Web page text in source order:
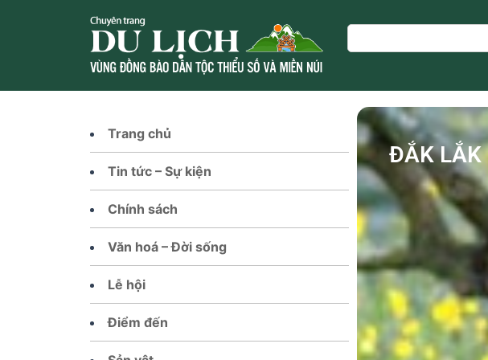
Search
Trang chủ
Tin tức – Sự kiện
Chính sách
Văn hoá – Đời sống
Lễ hội
Điểm đến
ĐẮK LẮK